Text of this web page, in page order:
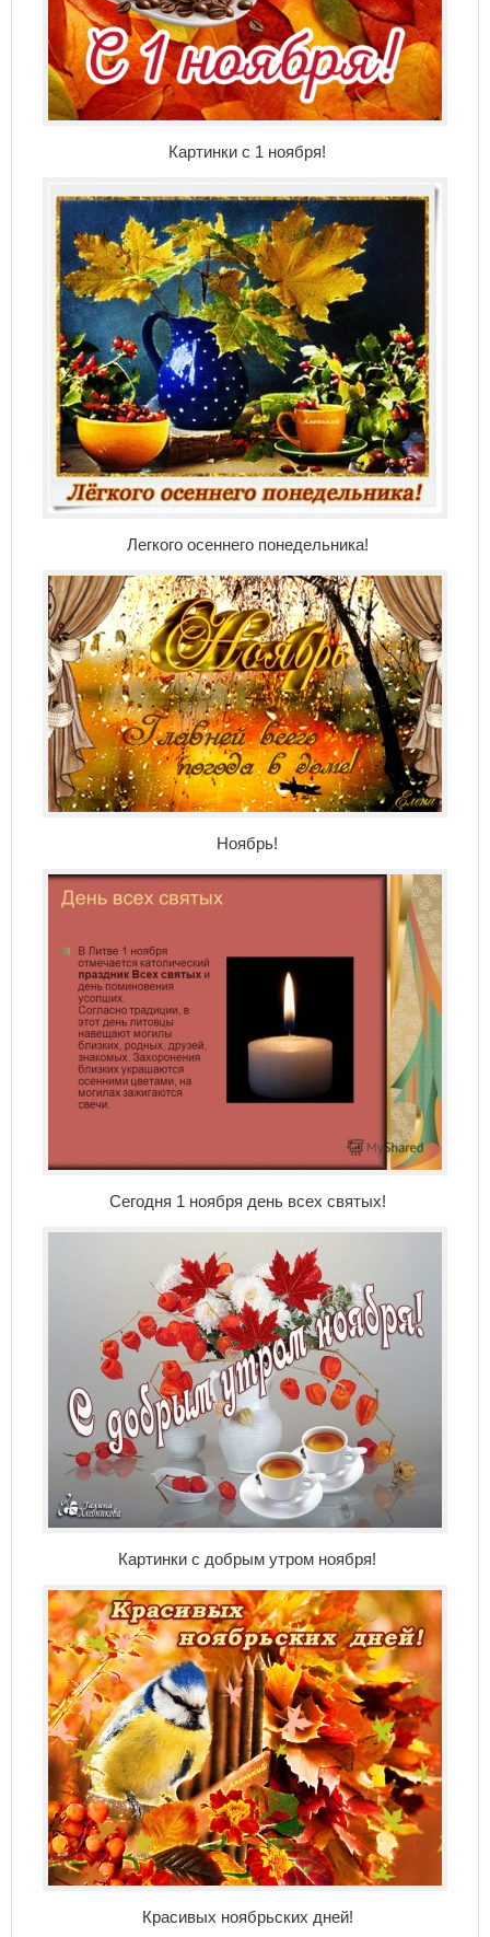
Картинки с 1 ноября!
Легкого осеннего понедельника!
Ноябрь!
Сегодня 1 ноября день всех святых!
Картинки с добрым утром ноября!
Красивых ноябрьских дней!